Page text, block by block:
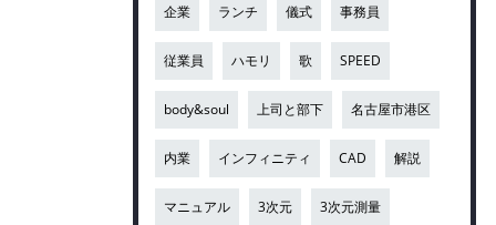
企業 ランチ 儀式 事務員
従業員 ハモリ 歌 SPEED
body&soul 上司と部下 名古屋市港区
内業 インフィニティ CAD 解説
マニュアル 3次元 3次元測量